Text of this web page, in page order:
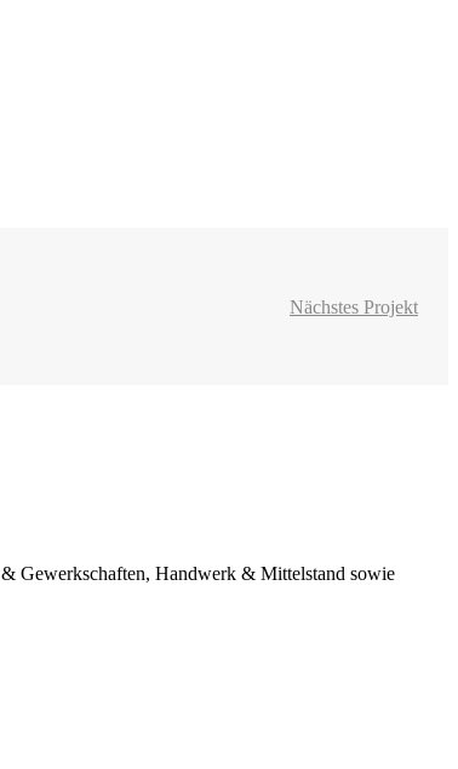
Nächstes Projekt
Gewerkschaften, Handwerk & Mittelstand sowie